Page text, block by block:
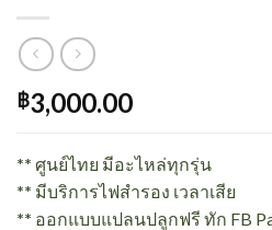
฿3,000.00
** ศูนย์ไทย มีอะไหล่ทุกรุ่น
** มีบริการไฟสำรอง เวลาเสีย
** ออกแบบแปลนปลูกฟรี ทัก FB